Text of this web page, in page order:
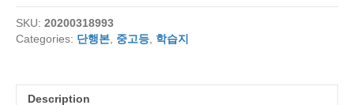
학
K
단
SKU: 20200318993
Categories: 단행본 중고등 학습지
Description